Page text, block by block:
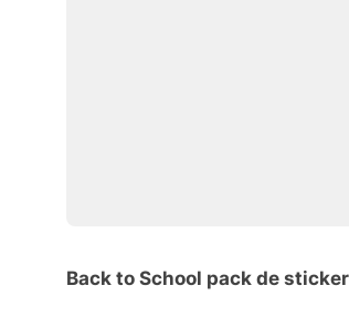
Back to School pack de sticker